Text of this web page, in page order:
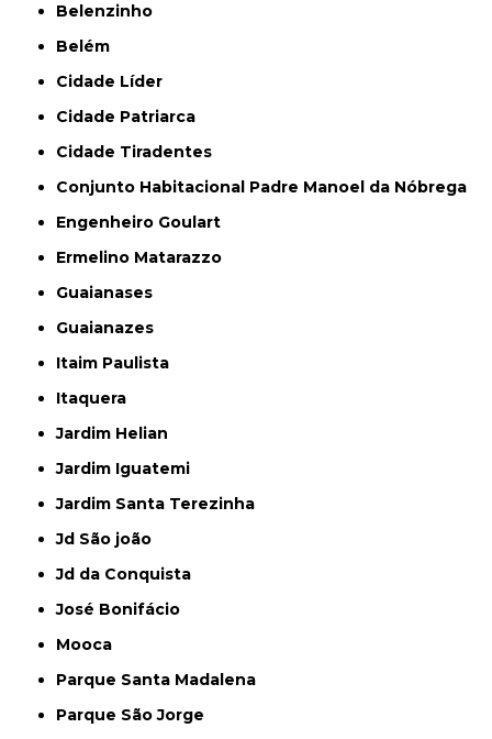
Belenzinho
Belém
Cidade Líder
Cidade Patriarca
Cidade Tiradentes
Conjunto Habitacional Padre Manoel da Nóbrega
Engenheiro Goulart
Ermelino Matarazzo
Guaianases
Guaianazes
Itaim Paulista
Itaquera
Jardim Helian
Jardim Iguatemi
Jardim Santa Terezinha
Jd São joão
Jd da Conquista
José Bonifácio
Mooca
Parque Santa Madalena
Parque São Jorge